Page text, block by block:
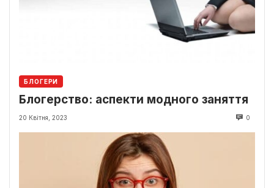
БЛОГЕРИ
Блогерство: аспекти модного заняття
20 Квітня, 2023 0